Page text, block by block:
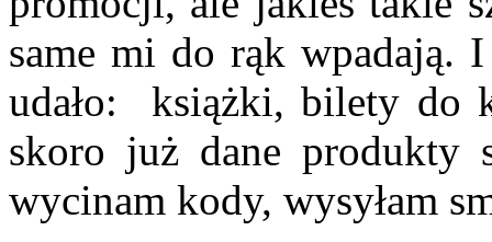
same mi do rąk wpadają.
udało: książki, bilety do
skoro już dane
wycinam kody, wysyłam